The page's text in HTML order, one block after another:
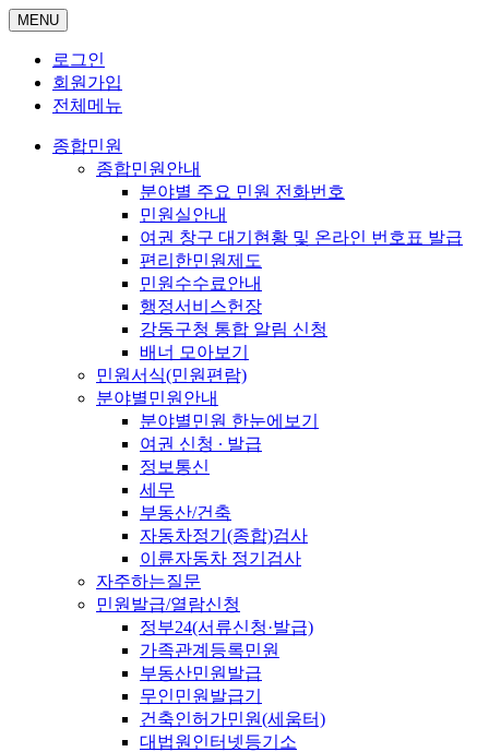
MENU
로그인
회원가입
전체메뉴
종합민원
종합민원안내
분야별 주요 민원 전화번호
민원실안내
여권 창구 대기현황 및 온라인 번호표 발급
편리한민원제도
민원수수료안내
행정서비스헌장
강동구청 통합 알림 신청
배너 모아보기
민원서식(민원편람)
분야별민원안내
분야별민원 한눈에보기
여권 신청 ∙ 발급
정보통신
세무
부동산/건축
자동차정기(종합)검사
이륜자동차 정기검사
자주하는질문
민원발급/열람신청
정부24(서류신청·발급)
가족관계등록민원
부동산민원발급
무인민원발급기
건축인허가민원(세움터)
대법원인터넷등기소